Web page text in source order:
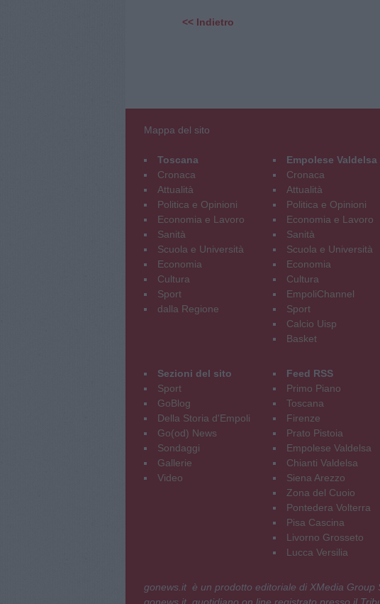
<< Indietro
Mappa del sito
Toscana
Cronaca
Attualità
Politica e Opinioni
Economia e Lavoro
Sanità
Scuola e Università
Economia
Cultura
Sport
dalla Regione
Empolese Valdelsa
Cronaca
Attualità
Politica e Opinioni
Economia e Lavoro
Sanità
Scuola e Università
Economia
Cultura
EmpoliChannel
Sport
Calcio Uisp
Basket
Sezioni del sito
Sport
GoBlog
Della Storia d'Empoli
Go(od) News
Sondaggi
Gallerie
Video
Feed RSS
Primo Piano
Toscana
Firenze
Prato Pistoia
Empolese Valdelsa
Chianti Valdelsa
Siena Arezzo
Zona del Cuoio
Pontedera Volterra
Pisa Cascina
Livorno Grosseto
Lucca Versilia
gonews.it è un prodotto editoriale di XMedia Group